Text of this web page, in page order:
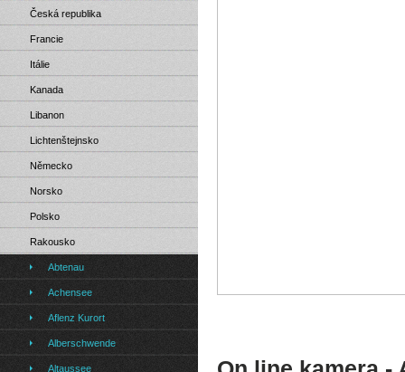
Česká republika
Francie
Itálie
Kanada
Libanon
Lichtenštejnsko
Německo
Norsko
Polsko
Rakousko
Abtenau
Achensee
Aflenz Kurort
Alberschwende
Altaussee